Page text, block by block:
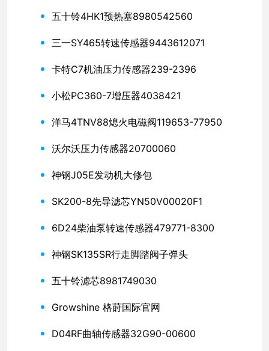
五十铃4HK1预热塞8980542560
三一SY465转速传感器9443612071
卡特C7机油压力传感器239-2396
小松PC360-7增压器4038421
洋马4TNV88熄火电磁阀119653-77950
沃尔沃压力传感器20700060
神钢J05E发动机大修包
SK200-8先导滤芯YN50V00020F1
6D24柴油泵转速传感器479771-8300
神钢SK135SR行走脚踏阀子弹头
五十铃滤芯8981749030
Growshine 格莳国际官网
D04RF曲轴传感器32G90-00600